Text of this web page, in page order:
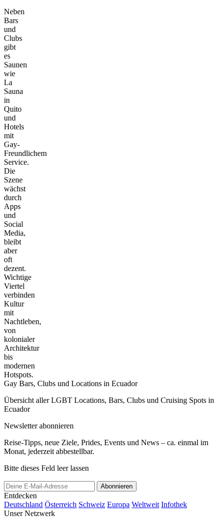
Neben
Bars
und
Clubs
gibt
es
Saunen
wie
La
Sauna
in
Quito
und
Hotels
mit
Gay-
Freundlichem
Service.
Die
Szene
wächst
durch
Apps
und
Social
Media,
bleibt
aber
oft
dezent.
Wichtige
Viertel
verbinden
Kultur
mit
Nachtleben,
von
kolonialer
Architektur
bis
modernen
Hotspots.
Gay Bars, Clubs und Locations in Ecuador
Übersicht aller LGBT Locations, Bars, Clubs und Cruising Spots in
Ecuador
Newsletter abonnieren
Reise-Tipps, neue Ziele, Prides, Events und News – ca. einmal im
Monat, jederzeit abbestellbar.
Bitte dieses Feld leer lassen
Abonnieren
Entdecken
Deutschland Österreich Schweiz Europa Weltweit Infothek
Unser Netzwerk